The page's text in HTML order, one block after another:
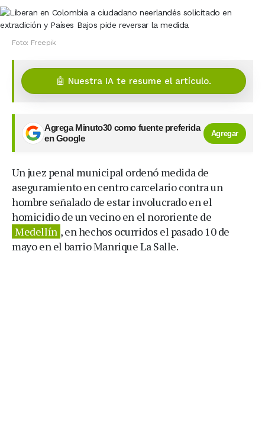
Foto: Freepik
🤖 Nuestra IA te resume el artículo.
Agrega Minuto30 como fuente preferida
en Google
Agregar
Un juez penal municipal ordenó medida de
aseguramiento en centro carcelario contra un
hombre señalado de estar involucrado en el
homicidio de un vecino en el nororiente de
Medellín , en hechos ocurridos el pasado 10 de
mayo en el barrio Manrique La Salle.